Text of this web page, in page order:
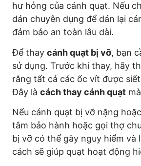
hư hỏng của cánh quạt. Nếu
dán chuyên dụng để dán lại
đảm bảo an toàn lâu dài.
Để thay cánh quạt bị vỡ, bạn
sử dụng. Trước khi thay, hãy
rằng tất cả các ốc vít được
Đây là cách thay cánh quạt
Nếu cánh quạt bị vỡ nặng
tâm bảo hành hoặc gọi thợ
bị vỡ có thể gây nguy hiểm và
cách sẽ giúp quạt hoạt động